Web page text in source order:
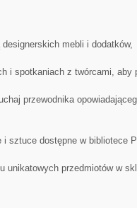
⁢mebli i dodatków,
i spotkaniach z twórcami,
przewodnika
sztuce ⁣dostępne w bibliotece
‍unikatowych ‌przedmiotów ⁤w